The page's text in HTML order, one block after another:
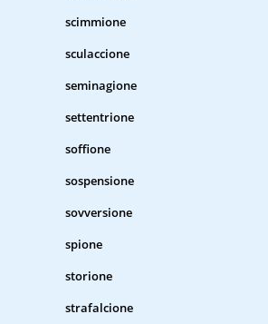
scimmione
sculaccione
seminagione
settentrione
soffione
sospensione
sovversione
spione
storione
strafalcione